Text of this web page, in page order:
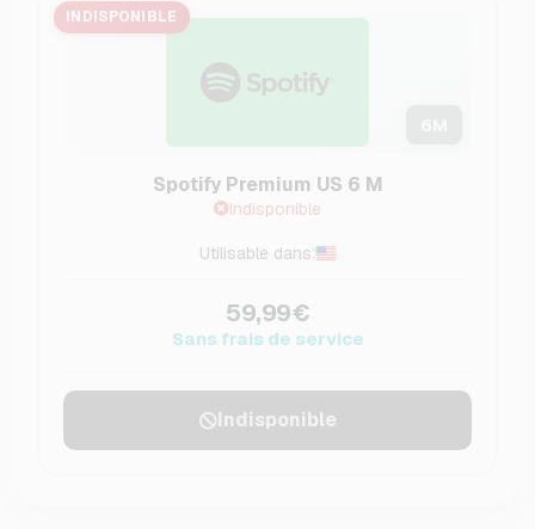
INDISPONIBLE
Spotify Premium US 6 M
Indisponible
Utilisable dans:
59,99€
Sans frais de service
Indisponible